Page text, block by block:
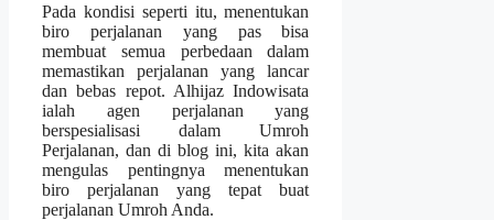
Pada kondisi seperti itu, menentukan
biro perjalanan yang pas bisa
membuat semua perbedaan dalam
memastikan perjalanan yang lancar
dan bebas repot. Alhijaz Indowisata
ialah agen perjalanan yang
berspesialisasi dalam Umroh
Perjalanan, dan di blog ini, kita akan
mengulas pentingnya menentukan
biro perjalanan yang tepat buat
perjalanan Umroh Anda.